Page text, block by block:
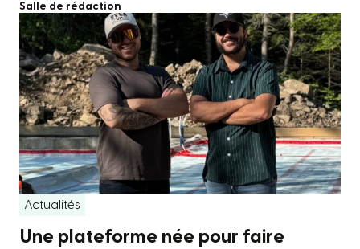
Salle de rédaction
Actualités
Une plateforme née pour faire